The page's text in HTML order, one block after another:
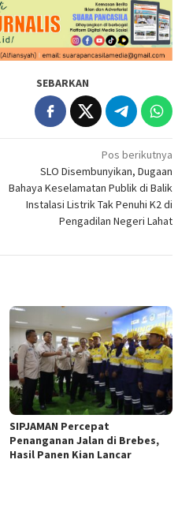
SEBARKAN
Pos berikutnya
SLO Disembunyikan, Dugaan
Bahaya Keselamatan Publik di Balik
Instalasi Listrik Tak Penuhi K2 di
Pengadilan Negeri Lahat
SIPJAMAN Percepat
Penanganan Jalan di Brebes,
Hasil Panen Kian Lancar